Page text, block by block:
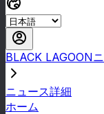
BLACK LAGOON
ニュース詳細
ホーム